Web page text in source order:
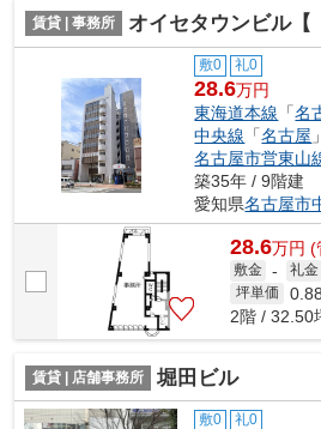
賃貸 | 事務所 オイセタウンビル【 オ
敷0 礼0
28.6万円
東海道本線 「名
中央線 「名古屋
名古屋市営東山
築35年 / 9階建
愛知県名古屋市
28.6万円 (
敷金 - 礼金
坪単価 0.88
2階 / 32.50
賃貸 | 店舗事務所 堀田ビル
敷0 礼0